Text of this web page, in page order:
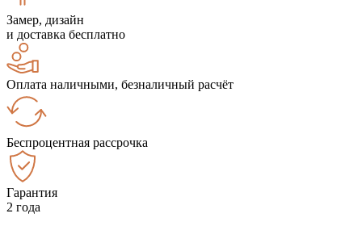
Замер, дизайн
и доставка бесплатно
Оплата наличными, безналичный расчёт
Беспроцентная рассрочка
Гарантия
2 года